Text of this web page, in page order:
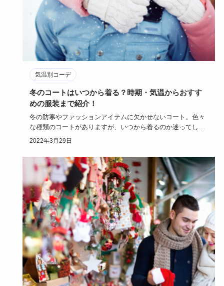
気温別コーデ
冬のコートはいつから着る？時期・気温からおすす
めの服装まで紹介！
冬の防寒やファッションアイテムに欠かせないコート。色々
な種類のコートがありますが、いつから着るのか迷ってしま
うコートもあり…
2022年3月29日